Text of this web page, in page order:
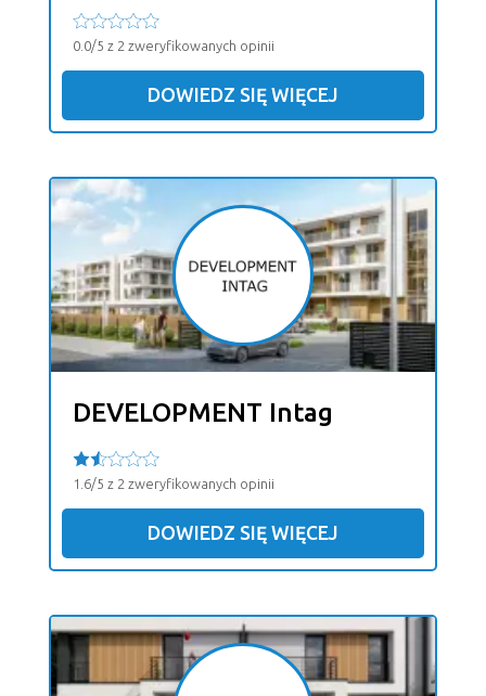
0.0/5 z 2 zweryfikowanych opinii
DOWIEDZ SIĘ WIĘCEJ
DEVELOPMENT Intag
1.6/5 z 2 zweryfikowanych opinii
DOWIEDZ SIĘ WIĘCEJ